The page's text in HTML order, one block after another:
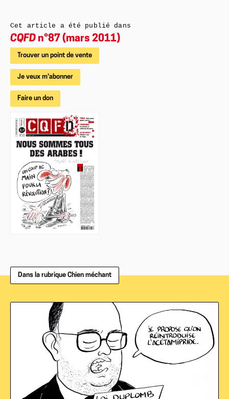
Cet article a été publié dans
CQFD n°87 (mars 2011)
Trouver un point de vente
Je veux m'abonner
Faire un don
Dans la rubrique Chien méchant